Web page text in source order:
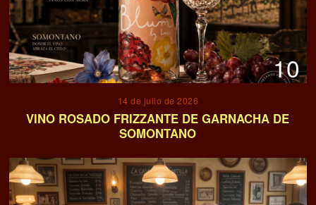
10
14 de julio de 2026
VINO ROSADO FRIZZANTE DE GARNACHA DE
SOMONTANO